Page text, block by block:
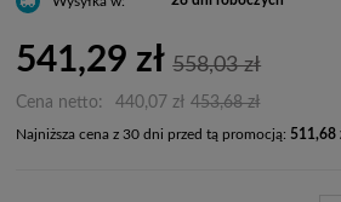
541,29 zł 558,03 zł
Cena netto: 440,07 zł 453,68 zł
Najniższa cena z 30 dni przed tą promocją: 511,68